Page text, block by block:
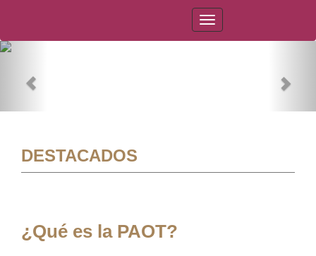
PAOT
DESTACADOS
¿Qué es la PAOT?